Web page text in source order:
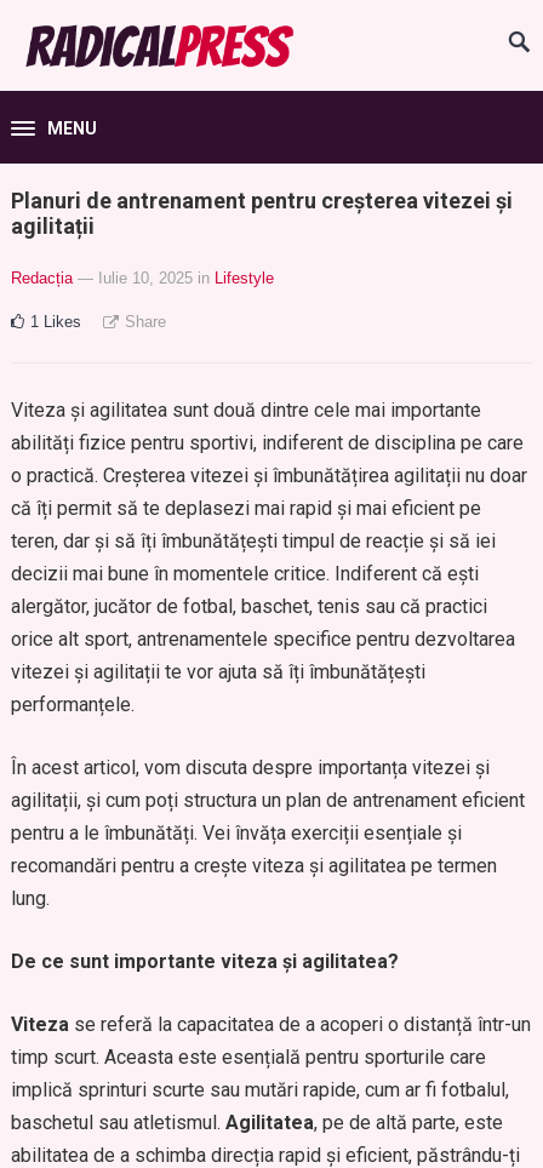
MENU
Planuri de antrenament pentru creșterea vitezei și
agilitații
Redacția — Iulie 10, 2025 in Lifestyle
1 Likes Share
Viteza și agilitatea sunt două dintre cele mai importante
abilități fizice pentru sportivi, indiferent de disciplina pe care
o practică. Creșterea vitezei și îmbunătățirea agilitații nu doar
că îți permit să te deplasezi mai rapid și mai eficient pe
teren, dar și să îți îmbunătățești timpul de reacție și să iei
decizii mai bune în momentele critice. Indiferent că ești
alergător, jucător de fotbal, baschet, tenis sau că practici
orice alt sport, antrenamentele specifice pentru dezvoltarea
vitezei și agilitații te vor ajuta să îți îmbunătățești
performanțele.
În acest articol, vom discuta despre importanța vitezei și
agilitații, și cum poți structura un plan de antrenament eficient
pentru a le îmbunătăți. Vei învăța exerciții esențiale și
recomandări pentru a crește viteza și agilitatea pe termen
lung.
De ce sunt importante viteza și agilitatea?
Vitezase referă la capacitatea de a acoperi o distanță într-un
timp scurt. Aceasta este esențială pentru sporturile care
implică sprinturi scurte sau mutări rapide, cum ar fi fotbalul,
baschetul sau atletismul. Agilitatea, pe de altă parte, este
abilitatea de a schimba direcția rapid și eficient, păstrându-ți